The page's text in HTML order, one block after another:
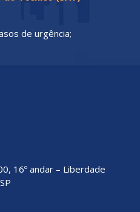
de urgência;
16º andar – Liberdade